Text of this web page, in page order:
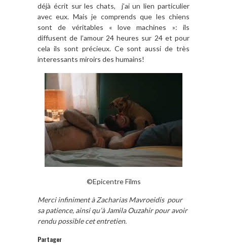
déjà écrit sur les chats, j’ai un lien particulier
avec eux. Mais je comprends que les chiens
sont de véritables « love machines »: ils
diffusent de l’amour 24 heures sur 24 et pour
cela ils sont précieux. Ce sont aussi de très
interessants miroirs des humains!
©Epicentre Films
Merci infiniment à Zacharias Mavroeidis pour
sa patience, ainsi qu’à Jamila Ouzahir pour avoir
rendu possible cet entretien.
Partager